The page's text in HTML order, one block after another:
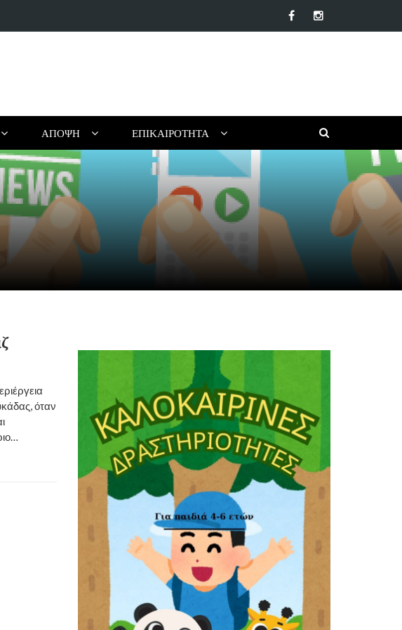
5 Ιδέες & Βιβλία για ένα Δημιουργικό Καλοκαίρι Χωρίς Οθόνες (για Παιδιά…
ΆΠΟΨΗ ΕΠΙΚΑΙΡΌΤΗΤΑ
όταν